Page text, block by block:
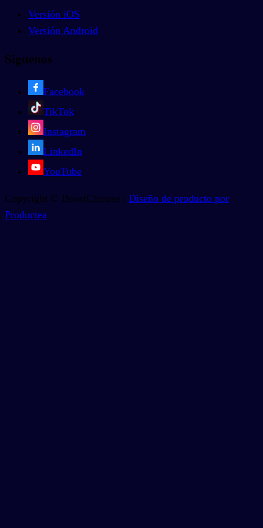
Versión iOS
Versión Android
Síguenos
Facebook
TikTok
Instagram
LinkedIn
YouTube
Copyright © BoostChinese | Diseño de producto por
Productea